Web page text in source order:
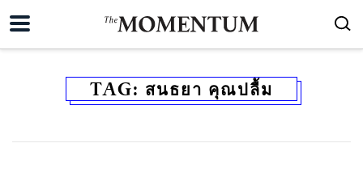
TAG: สนธยา คุณปลื้ม